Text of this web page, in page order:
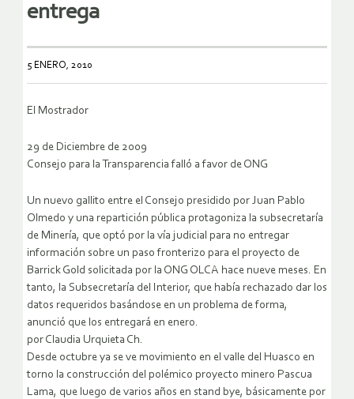
entrega
5 ENERO, 2010
El Mostrador
29 de Diciembre de 2009
Consejo para la Transparencia falló a favor de ONG
Un nuevo gallito entre el Consejo presidido por Juan Pablo
Olmedo y una repartición pública protagoniza la subsecretaría
de Minería, que optó por la vía judicial para no entregar
información sobre un paso fronterizo para el proyecto de
Barrick Gold solicitada por la ONG OLCA hace nueve meses. En
tanto, la Subsecretaría del Interior, que había rechazado dar los
datos requeridos basándose en un problema de forma,
anunció que los entregará en enero.
por Claudia Urquieta Ch.
Desde octubre ya se ve movimiento en el valle del Huasco en
torno la construcción del polémico proyecto minero Pascua
Lama, que luego de varios años en stand bye, básicamente por